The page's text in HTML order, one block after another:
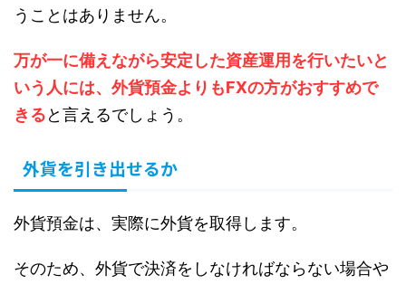
うことはありません。
万が一に備えながら安定した資産運用を行いたいと
いう人には、外貨預金よりもFXの方がおすすめで
きると言えるでしょう。
外貨を引き出せるか
外貨預金は、実際に外貨を取得します。
そのため、外貨で決済をしなければならない場合や